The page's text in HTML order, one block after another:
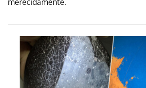
merecidamente.